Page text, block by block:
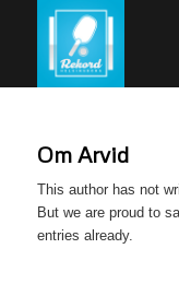
Om Arvid
This author has not
But we are proud to
entries already.